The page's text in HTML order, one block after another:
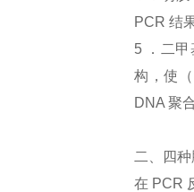
PCR 结
5 ．二
构，使
DNA 聚
二、四
在 PCR